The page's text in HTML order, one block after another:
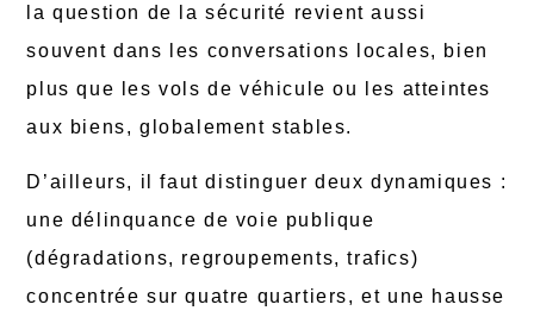
la question de la sécurité revient aussi
souvent dans les conversations locales, bien
plus que les vols de véhicule ou les atteintes
aux biens, globalement stables.
D’ailleurs, il faut distinguer deux dynamiques :
une délinquance de voie publique
(dégradations, regroupements, trafics)
concentrée sur quatre quartiers, et une hausse